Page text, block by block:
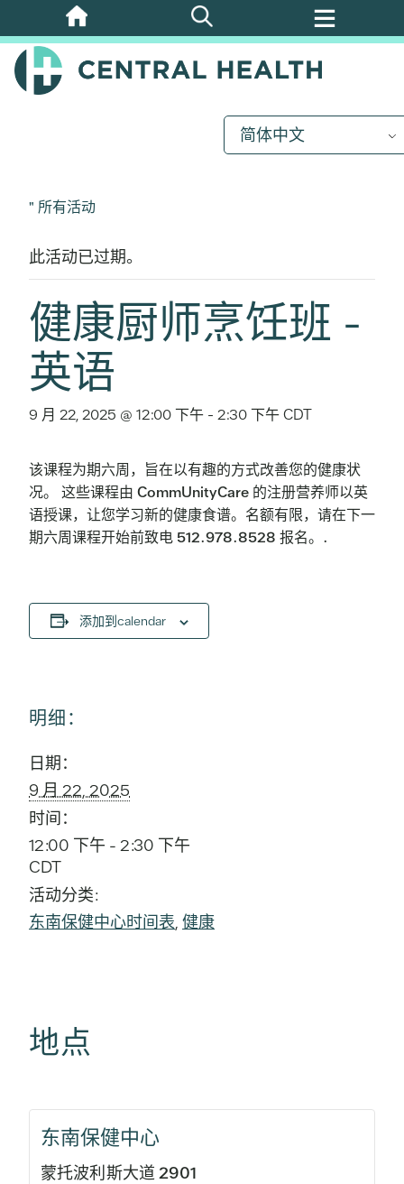
跳
至
主
简体中文
" 所有活动
此活动已过期。
健康厨师烹饪班 -
英语
9 月 22, 2025 @ 12:00 下午 - 2:30 下午CDT
该课程为期六周，旨在以有趣的方式改善您的健康状
况。 这些课程由 CommUnityCare 的注册营养师以英
语授课，让您学习新的健康食谱。名额有限，请在下一
期六周课程开始前致电 512.978.8528 报名。.
添加到calendar
明细：
日期：
9 月 22, 2025
时间：
12:00 下午 - 2:30 下午
CDT
活动分类:
东南保健中心时间表, 健康
地点
东南保健中心
蒙托波利斯大道 2901